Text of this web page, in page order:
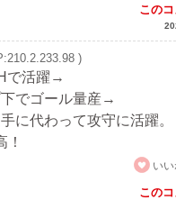
この
)
で活躍→
でゴール量産→
に代わって攻守に活躍。
！
い
この